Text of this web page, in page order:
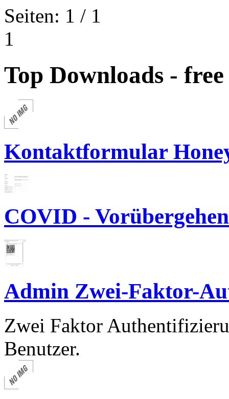
Seiten: 1 / 1
1
Top Downloads - free
Kontaktformular
COVID -
Admin Zwei-Faktor-
Zwei Faktor
Benutzer.